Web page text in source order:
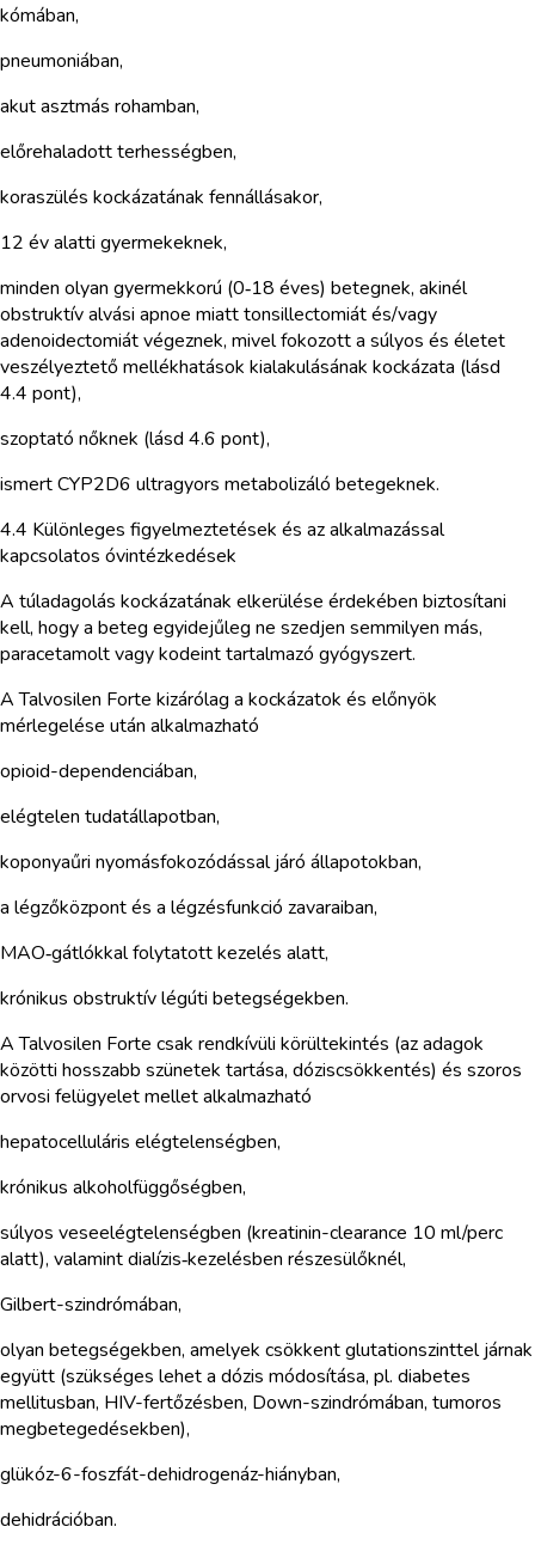
kómában,
pneumoniában,
akut asztmás rohamban,
előrehaladott terhességben,
koraszülés kockázatának fennállásakor,
12 év alatti gyermekeknek,
minden olyan gyermekkorú (0‑18 éves) betegnek, akinél
obstruktív alvási apnoe miatt tonsillectomiát és/vagy
adenoidectomiát végeznek, mivel fokozott a súlyos és életet
veszélyeztető mellékhatások kialakulásának kockázata (lásd
4.4 pont),
szoptató nőknek (lásd 4.6 pont),
ismert CYP2D6 ultragyors metabolizáló betegeknek.
4.4 Különleges figyelmeztetések és az alkalmazással
kapcsolatos óvintézkedések
A túladagolás kockázatának elkerülése érdekében biztosítani
kell, hogy a beteg egyidejűleg ne szedjen semmilyen más,
paracetamolt vagy kodeint tartalmazó gyógyszert.
A Talvosilen Forte kizárólag a kockázatok és előnyök
mérlegelése után alkalmazható
opioid-dependenciában,
elégtelen tudatállapotban,
koponyaűri nyomásfokozódással járó állapotokban,
a légzőközpont és a légzésfunkció zavaraiban,
MAO‑gátlókkal folytatott kezelés alatt,
krónikus obstruktív légúti betegségekben.
A Talvosilen Forte csak rendkívüli körültekintés (az adagok
közötti hosszabb szünetek tartása, dóziscsökkentés) és szoros
orvosi felügyelet mellet alkalmazható
hepatocelluláris elégtelenségben,
krónikus alkoholfüggőségben,
súlyos veseelégtelenségben (kreatinin-clearance 10 ml/perc
alatt), valamint dialízis‑kezelésben részesülőknél,
Gilbert-szindrómában,
olyan betegségekben, amelyek csökkent glutationszinttel járnak
együtt (szükséges lehet a dózis módosítása, pl. diabetes
mellitusban, HIV-fertőzésben, Down-szindrómában, tumoros
megbetegedésekben),
glükóz-6-foszfát-dehidrogenáz-hiányban,
dehidrációban.